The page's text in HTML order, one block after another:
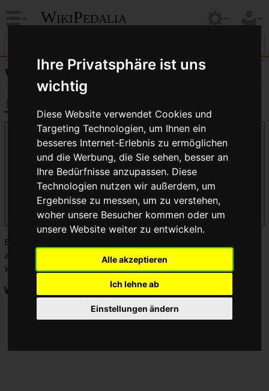
Ihre Privatsphäre ist uns
wichtig
Diese Website verwendet Cookies und
Targeting Technologien, um Ihnen ein
besseres Internet-Erlebnis zu ermöglichen
und die Werbung, die Sie sehen, besser an
Ihre Bedürfnisse anzupassen. Diese
Technologien nutzen wir außerdem, um
Ergebnisse zu messen, um zu verstehen,
woher unsere Besucher kommen oder um
unsere Website weiter zu entwickeln.
Alle akzeptieren
Ich lehne ab
Einstellungen ändern
WikiPedalia
Windschatten-Lutscher
Version vom 14. September 2010, 12:54 Uhr von Bikegeissel
Diskussion| Beiträge) (Die Seite wurde neu angelegt: Ein
Fahrradfahrer, der denWindschatten anderer Fahrer ausnutzt, ohne
seinen Beitrag zu leisten wird als ''Windschatten-Lutscher'' oder
kurz einfach ''Lutscher'' ge...)
(Unterschied) ← Nächstältere Version | Aktuelle Version
(Unterschied) | Nächstjüngere Version → (Unterschied)
Ein Fahrradfahrer, der den
ausnutzt, ohne seinen Beitrag zu leisten wird als
Windschatten-Lutscheroder kurz einfachLutschergenannt.
Werbung: